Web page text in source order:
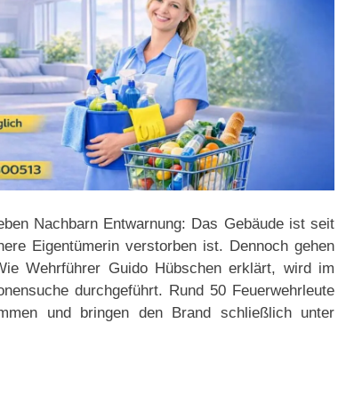
Nachbarn Entwarnung: Das Gebäude ist seit
Eigentümerin verstorben ist. Dennoch gehen
Wehrführer Guido Hübschen erklärt, wird im
durchgeführt. Rund 50 Feuerwehrleute
und bringen den Brand schließlich unter